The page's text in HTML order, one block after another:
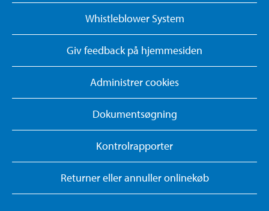
Whistleblower System
Giv feedback på hjemmesiden
Administrer cookies
Dokumentsøgning
Kontrolrapporter
Returner eller annuller onlinekøb